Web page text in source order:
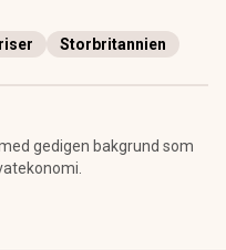
Storbritannien
gedigen bakgrund som